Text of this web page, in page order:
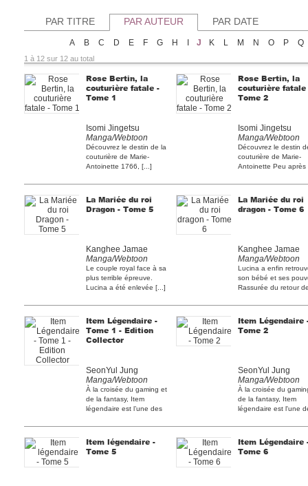
• Acheter
PAR TITRE PAR AUTEUR PAR DATE
A B C D E F G H J K L M N O P Q
1 à 12 sur 12 au total
Rose Bertin, la
couturière fatale -
Tome 1
Isomi Jingetsu
Manga/Webtoon
Découvrez le destin de la
couturière de Marie-
Antoinette 1766, [...]
Rose Bertin, la
couturière fatale
Tome 2
Isomi Jingetsu
Manga/Webtoon
Découvrez le destin
couturière de Marie-
Antoinette Peu après
La Mariée du roi
Dragon - Tome 5
Kanghee Jamae
Manga/Webtoon
Le couple royal face à sa
plus terrible épreuve.
Lucina a été enlevée [...]
La Mariée du roi
dragon - Tome 6
Kanghee Jamae
Manga/Webtoon
Lucina a enfin
son bébé et ses
Rassurée du retour
Item Légendaire -
Tome 1 - Edition
Collector
SeonYul Jung
Manga/Webtoon
À la croisée du gaming et
de la fantasy, Item
légendaire est l’une des
Item Légendaire
Tome 2
SeonYul Jung
Manga/Webtoon
À la croisée du
de la fantasy, Item
légendaire est l'une
Item légendaire -
Tome 5
Item Légendaire
Tome 6